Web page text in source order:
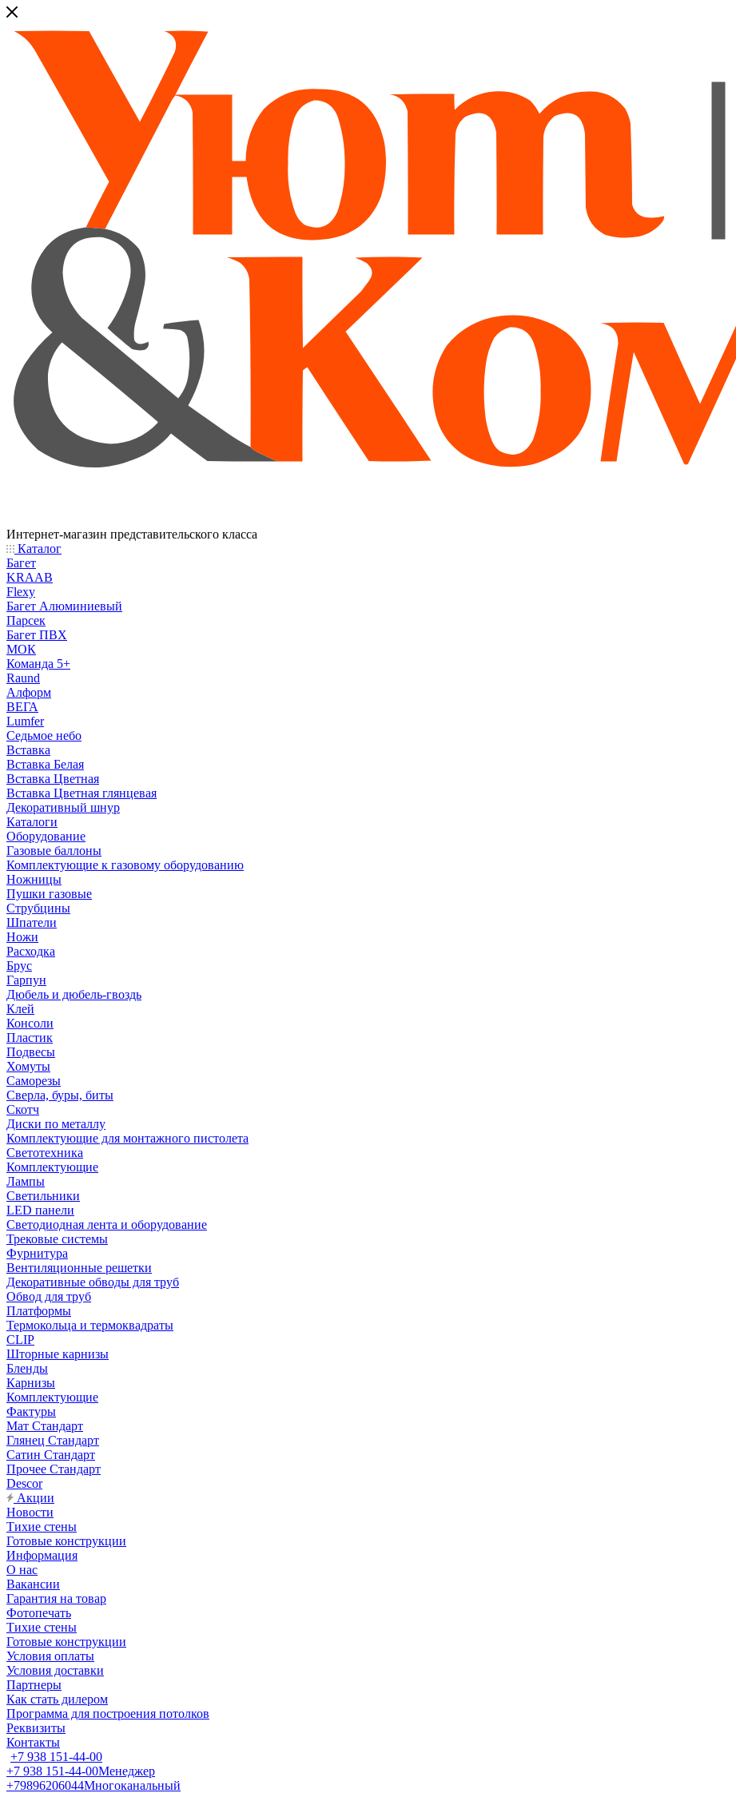
Интернет-магазин представительского класса
Каталог
Багет
KRAAB
Flexy
Багет Алюминиевый
Парсек
Багет ПВХ
МОК
Команда 5+
Raund
Алформ
ВЕГА
Lumfer
Седьмое небо
Вставка
Вставка Белая
Вставка Цветная
Вставка Цветная глянцевая
Декоративный шнур
Каталоги
Оборудование
Газовые баллоны
Комплектующие к газовому оборудованию
Ножницы
Пушки газовые
Струбцины
Шпатели
Ножи
Расходка
Брус
Гарпун
Дюбель и дюбель-гвоздь
Клей
Консоли
Пластик
Подвесы
Хомуты
Саморезы
Сверла, буры, биты
Скотч
Диски по металлу
Комплектующие для монтажного пистолета
Светотехника
Комплектующие
Лампы
Светильники
LED панели
Светодиодная лента и оборудование
Трековые системы
Фурнитура
Вентиляционные решетки
Декоративные обводы для труб
Обвод для труб
Платформы
Термокольца и термоквадраты
CLIP
Шторные карнизы
Бленды
Карнизы
Комплектующие
Фактуры
Мат Стандарт
Глянец Стандарт
Сатин Стандарт
Прочее Стандарт
Descor
Акции
Новости
Тихие стены
Готовые конструкции
Информация
О нас
Вакансии
Гарантия на товар
Фотопечать
Тихие стены
Готовые конструкции
Условия оплаты
Условия доставки
Партнеры
Как стать дилером
Программа для построения потолков
Реквизиты
Контакты
+7 938 151-44-00
+7 938 151-44-00Менеджер
+79896206044Многоканальный